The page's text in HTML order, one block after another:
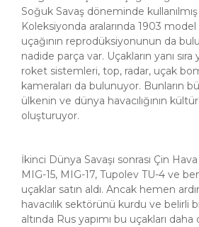
Soğuk Savaş döneminde
Koleksiyonda aralarında 1903
uçağının reprodüksiyonunun da
nadide parça var. Uçakların yanı
roket sistemleri, top, radar, uçak
kameraları da bulunuyor. Bunların
ülkenin ve dünya havacılığının
oluşturuyor.
İkinci Dünya Savaşı sonrası Çin
MIG-15, MIG-17, Tupolev TU-4 ve
uçaklar satın aldı. Ancak hemen
havacılık sektörünü kurdu ve belirli
altında Rus yapımı bu uçakları